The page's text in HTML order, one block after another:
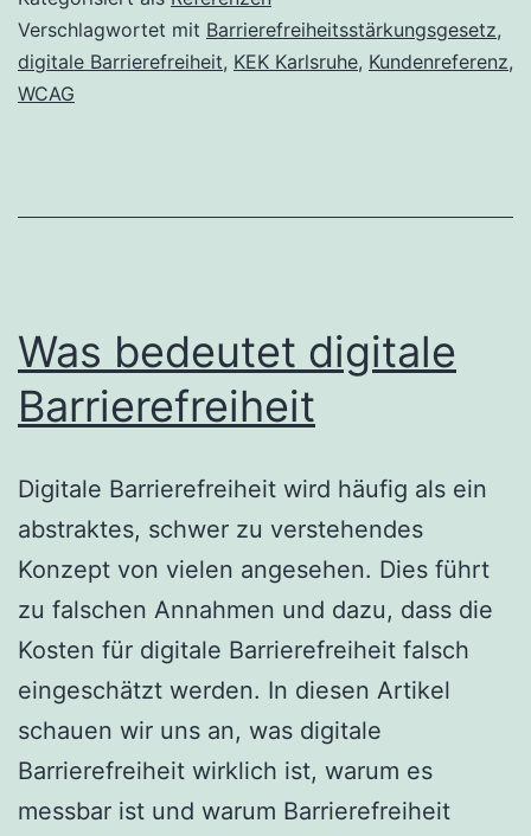
Verschlagwortet mit Barrierefreiheitsstärkungsgesetz,
digitale Barrierefreiheit, KEK Karlsruhe, Kundenreferenz,
WCAG
Was bedeutet digitale
Barrierefreiheit
Digitale Barrierefreiheit wird häufig als ein
abstraktes, schwer zu verstehendes
Konzept von vielen angesehen. Dies führt
zu falschen Annahmen und dazu, dass die
Kosten für digitale Barrierefreiheit falsch
eingeschätzt werden. In diesen Artikel
schauen wir uns an, was digitale
Barrierefreiheit wirklich ist, warum es
messbar ist und warum Barrierefreiheit